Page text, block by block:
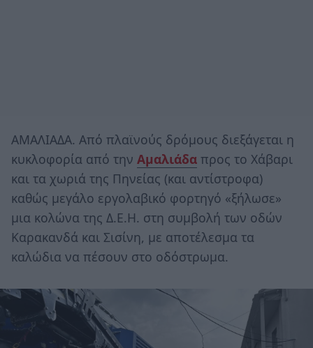
ΑΜΑΛΙΑΔΑ. Από πλαϊνούς δρόμους διεξάγεται η
κυκλοφορία από την Αμαλιάδα προς το Χάβαρι
και τα χωριά της Πηνείας (και αντίστροφα)
καθώς μεγάλο εργολαβικό φορτηγό «ξήλωσε»
μια κολώνα της Δ.Ε.Η. στη συμβολή των οδών
Καρακανδά και Σισίνη, με αποτέλεσμα τα
καλώδια να πέσουν στο οδόστρωμα.